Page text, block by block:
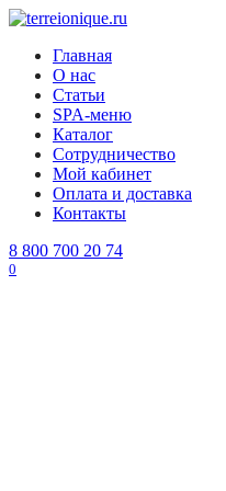
Перейти
содержанию
Главная
О нас
Статьи
SPA-меню
Каталог
Сотрудничество
Мой кабинет
Оплата и доставка
Контакты
8 800 700 20 74
0